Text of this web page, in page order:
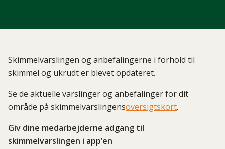
Skimmelvarslingen og anbefalingerne i forhold til
skimmel og ukrudt er blevet opdateret.
Se de aktuelle varslinger og anbefalinger for dit
område på skimmelvarslingensoversigtskort.
Giv dine medarbejderne adgang til
skimmelvarslingen i app’en